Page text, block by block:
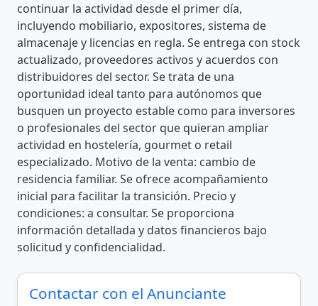
continuar la actividad desde el primer día,
incluyendo mobiliario, expositores, sistema de
almacenaje y licencias en regla. Se entrega con stock
actualizado, proveedores activos y acuerdos con
distribuidores del sector. Se trata de una
oportunidad ideal tanto para autónomos que
busquen un proyecto estable como para inversores
o profesionales del sector que quieran ampliar
actividad en hostelería, gourmet o retail
especializado. Motivo de la venta: cambio de
residencia familiar. Se ofrece acompañamiento
inicial para facilitar la transición. Precio y
condiciones: a consultar. Se proporciona
información detallada y datos financieros bajo
solicitud y confidencialidad.
Contactar con el Anunciante